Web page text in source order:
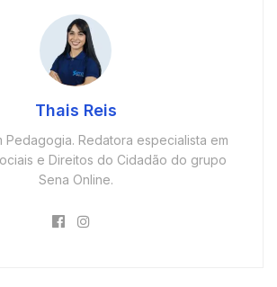
Thais Reis
Pedagogia. Redatora especialista em
e Direitos do Cidadão do grupo
Sena Online.